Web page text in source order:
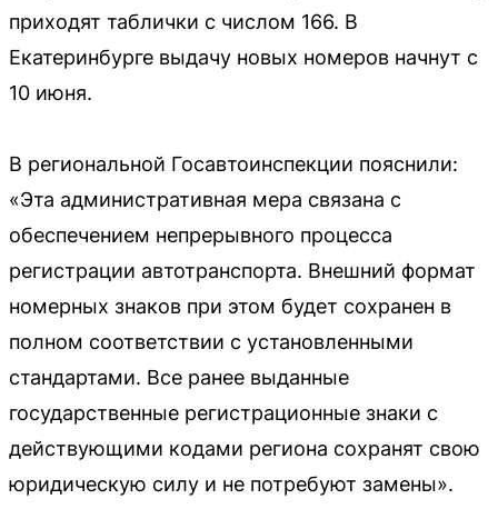
приходят таблички с числом 166. В
Екатеринбурге выдачу новых номеров начнут с
10 июня.
В региональной Госавтоинспекции пояснили:
«Эта административная мера связана с
обеспечением непрерывного процесса
регистрации автотранспорта. Внешний формат
номерных знаков при этом будет сохранен в
полном соответствии с установленными
стандартами. Все ранее выданные
государственные регистрационные знаки с
действующими кодами региона сохранят свою
юридическую силу и не потребуют замены».